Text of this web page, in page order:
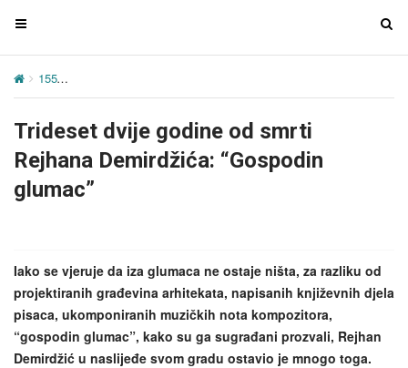
T
g
e
n
v
a
i
o
n
T
a
155
Trideset dvije godine od smrti
Rejhana Demirdžića: “Gospodin
glumac”
Iako se vjeruje da iza glumaca ne ostaje ništa, za razliku od
projektiranih građevina arhitekata, napisanih književnih djela
pisaca, ukomponiranih muzičkih nota kompozitora,
“gospodin glumac”, kako su ga sugrađani prozvali, Rejhan
Demirdžić u naslijeđe svom gradu ostavio je mnogo toga.